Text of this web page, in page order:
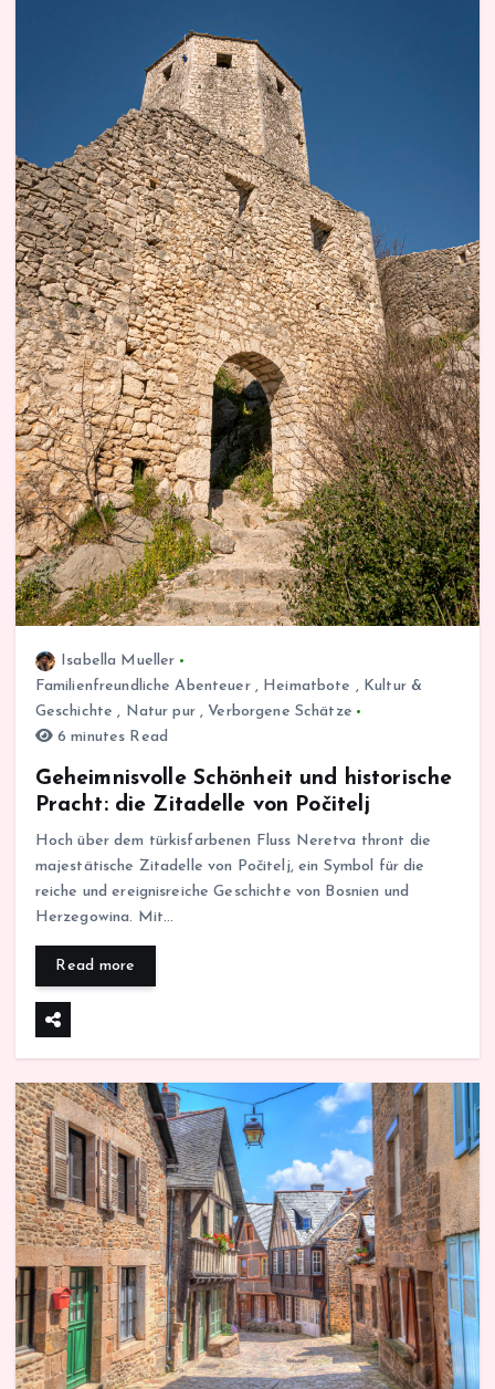
Isabella Mueller
Familienfreundliche Abenteuer, Heimatbote , Kultur &
Geschichte , Natur pur, Verborgene Schätze
6 minutes Read
Geheimnisvolle Schönheit und historische
Pracht: die Zitadelle von Počitelj
Hoch über dem türkisfarbenen Fluss Neretva thront die
majestätische Zitadelle von Počitelj, ein Symbol für die
reiche und ereignisreiche Geschichte von Bosnien und
Herzegowina. Mit…
Read more